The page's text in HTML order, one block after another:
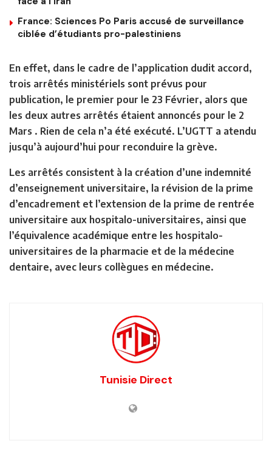
France: Sciences Po Paris accusé de surveillance
ciblée d’étudiants pro-palestiniens
En effet, dans le cadre de l’application dudit accord,
trois arrêtés ministériels sont prévus pour
publication, le premier pour le 23 Février, alors que
les deux autres arrêtés étaient annoncés pour le 2
Mars . Rien de cela n’a été exécuté. L’UGTT a atendu
jusqu’à aujourd’hui pour reconduire la grève.
Les arrêtés consistent à la création d’une indemnité
d’enseignement universitaire, la révision de la prime
d’encadrement et l’extension de la prime de rentrée
universitaire aux hospitalo-universitaires, ainsi que
l’équivalence académique entre les hospitalo-
universitaires de la pharmacie et de la médecine
dentaire, avec leurs collègues en médecine.
Tunisie Direct